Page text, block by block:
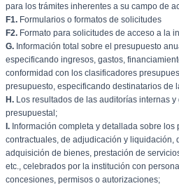
para los trámites inherentes a su campo de
F1. Formularios o formatos de solicitudes
F2. Formato para solicitudes de acceso a la
G. Información total sobre el presupuesto
especificando ingresos, gastos,
conformidad con los clasificadores
presupuesto, especificando destinatarios de
H. Los resultados de las auditorías internas
presupuestal;
I. Información completa y detallada sobre
contractuales, de adjudicación y liquidación,
adquisición de bienes, prestación de
etc., celebrados por la institución con
concesiones, permisos o autorizaciones;